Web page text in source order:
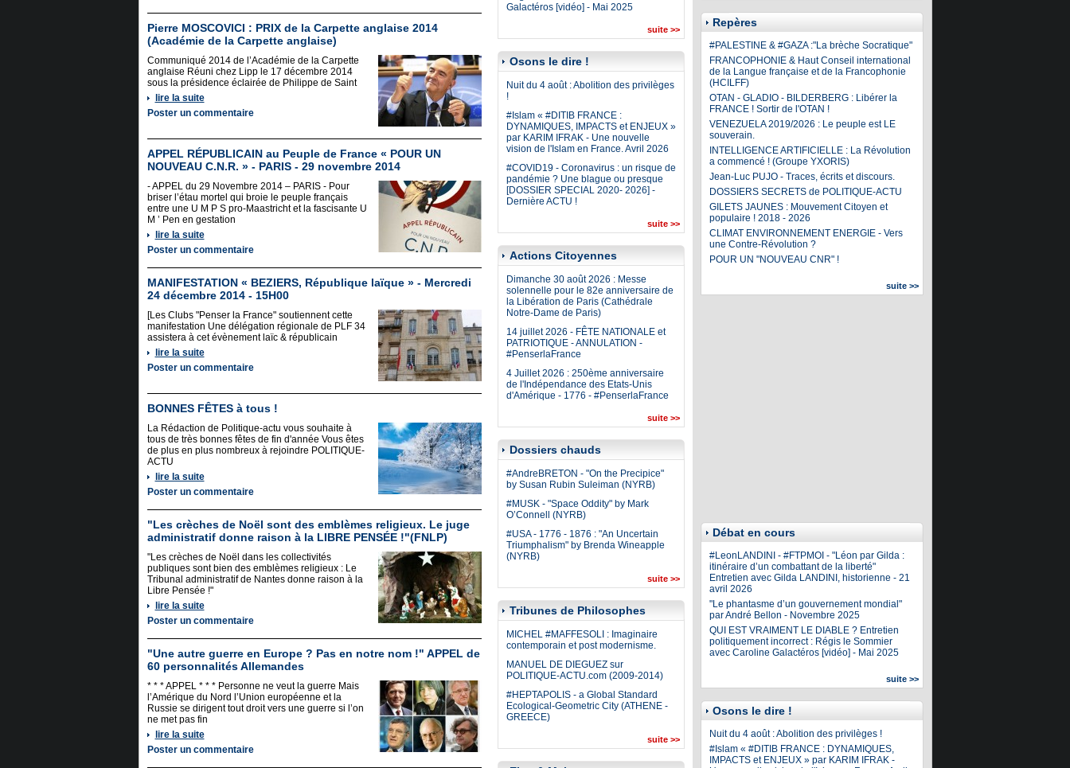
Pierre MOSCOVICI : PRIX de la Carpette anglaise 2014
(Académie de la Carpette anglaise)
Communiqué 2014 de l’Académie de la Carpette
anglaise Réuni chez Lipp le 17 décembre 2014
sous la présidence éclairée de Philippe de Saint
lire la suite
Poster un commentaire
APPEL RÉPUBLICAIN au Peuple de France « POUR UN
NOUVEAU C.N.R. » - PARIS - 29 novembre 2014
- APPEL du 29 Novembre 2014 – PARIS - Pour
briser l’étau mortel qui broie le peuple français
entre une U M P S pro-Maastricht et la fascisante U
M ’ Pen en gestation
lire la suite
Poster un commentaire
MANIFESTATION « BEZIERS, République laïque » - Mercredi
24 décembre 2014 - 15H00
[Les Clubs "Penser la France" soutiennent cette
manifestation Une délégation régionale de PLF 34
assistera à cet évènement laïc & républicain
lire la suite
Poster un commentaire
BONNES FÊTES à tous !
La Rédaction de Politique-actu vous souhaite à
tous de très bonnes fêtes de fin d'année Vous êtes
de plus en plus nombreux à rejoindre POLITIQUE-
ACTU
lire la suite
Poster un commentaire
"Les crèches de Noël sont des emblèmes religieux. Le juge
administratif donne raison à la LIBRE PENSÉE !"(FNLP)
"Les crèches de Noël dans les collectivités
publiques sont bien des emblèmes religieux : Le
Tribunal administratif de Nantes donne raison à la
Libre Pensée !"
lire la suite
Poster un commentaire
"Une autre guerre en Europe ? Pas en notre nom !" APPEL de
60 personnalités Allemandes
* * * APPEL * * * Personne ne veut la guerre Mais
l’Amérique du Nord l’Union européenne et la
Russie se dirigent tout droit vers une guerre si l’on
ne met pas fin
lire la suite
Poster un commentaire
Galactéros [vidéo] - Mai 2025
suite >>
Osons le dire !
Nuit du 4 août : Abolition des privilèges
!
#Islam « #DITIB FRANCE :
DYNAMIQUES, IMPACTS et ENJEUX »
par KARIM IFRAK - Une nouvelle
vision de l'Islam en France. Avril 2026
#COVID19 - Coronavirus : un risque de
pandémie ? Une blague ou presque
[DOSSIER SPECIAL 2020- 2026] -
Dernière ACTU !
suite >>
Actions Citoyennes
Dimanche 30 août 2026 : Messe
solennelle pour le 82e anniversaire de
la Libération de Paris (Cathédrale
Notre-Dame de Paris)
14 juillet 2026 - FÊTE NATIONALE et
PATRIOTIQUE - ANNULATION -
#PenserlaFrance
4 Juillet 2026 : 250ème anniversaire
de l'Indépendance des Etats-Unis
d'Amérique - 1776 - #PenserlaFrance
suite >>
Dossiers chauds
#AndreBRETON - "On the Precipice"
by Susan Rubin Suleiman (NYRB)
#MUSK - "Space Oddity" by Mark
O’Connell (NYRB)
#USA - 1776 - 1876 : "An Uncertain
Triumphalism" by Brenda Wineapple
(NYRB)
suite >>
Tribunes de Philosophes
MICHEL #MAFFESOLI : Imaginaire
contemporain et post modernisme.
MANUEL DE DIEGUEZ sur
POLITIQUE-ACTU.com (2009-2014)
#HEPTAPOLIS - a Global Standard
Ecological-Geometric City (ATHENE -
GREECE)
suite >>
Repères
#PALESTINE & #GAZA :"La brèche Socratique"
FRANCOPHONIE & Haut Conseil international
de la Langue française et de la Francophonie
(HCILFF)
OTAN - GLADIO - BILDERBERG : Libérer la
FRANCE ! Sortir de l'OTAN !
VENEZUELA 2019/2026 : Le peuple est LE
souverain.
INTELLIGENCE ARTIFICIELLE : La Révolution
a commencé ! (Groupe YXORIS)
Jean-Luc PUJO - Traces, écrits et discours.
DOSSIERS SECRETS de POLITIQUE-ACTU
GILETS JAUNES : Mouvement Citoyen et
populaire ! 2018 - 2026
CLIMAT ENVIRONNEMENT ENERGIE - Vers
une Contre-Révolution ?
POUR UN "NOUVEAU CNR" !
suite >>
Débat en cours
#LeonLANDINI - #FTPMOI - "Léon par Gilda :
itinéraire d’un combattant de la liberté"
Entretien avec Gilda LANDINI, historienne - 21
avril 2026
"Le phantasme d’un gouvernement mondial"
par André Bellon - Novembre 2025
QUI EST VRAIMENT LE DIABLE ? Entretien
politiquement incorrect : Régis le Sommier
avec Caroline Galactéros [vidéo] - Mai 2025
suite >>
Osons le dire !
Nuit du 4 août : Abolition des privilèges !
#Islam « #DITIB FRANCE : DYNAMIQUES,
IMPACTS et ENJEUX » par KARIM IFRAK -